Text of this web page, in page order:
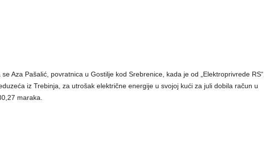
Aza Pašalić, povratnica u Gostilje kod Srebrenice, kada je od „Elektroprivrede RS“,
iz Trebinja, za utrošak električne energije u svojoj kući za juli dobila račun u
maraka.